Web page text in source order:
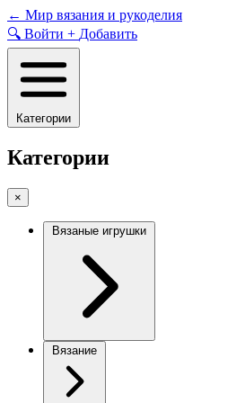
Skip
to
content
← Мир вязания и рукоделия
🔍 Войти + Добавить
Категории
Категории
×
Вязаные игрушки
Вязание